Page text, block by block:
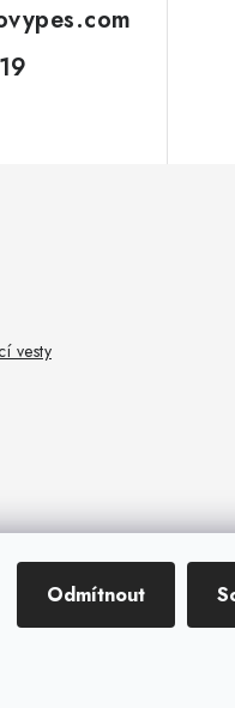
Odmítnout
vesty